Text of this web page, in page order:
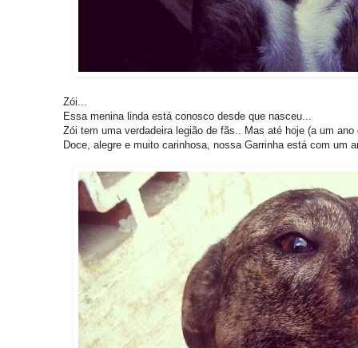
Zói...
Essa menina linda está conosco desde que nasceu...
Zói tem uma verdadeira legião de fãs.. Mas até hoje (a um
Doce, alegre e muito carinhosa, nossa Garrinha está com um